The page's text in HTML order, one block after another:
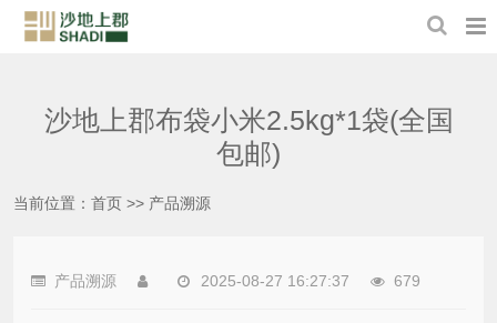
沙地上郡布袋小米2.5kg*1袋(全国
包邮)
当前位置： 首页 >> 产品溯源
产品溯源 2025-08-27 16:27:37 679